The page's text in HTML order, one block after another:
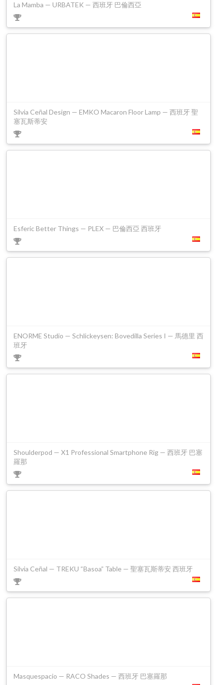
La Mamba — URBATEK — 西班牙 巴倫西亞
Silvia Ceñal Design — EMKO Macaron Floor Lamp — 西班牙 聖
塞瓦斯蒂安
Esferic Better Things — PLEX — 巴倫西亞 西班牙
ENORME Studio — Schlickeysen: Bovedilla Series I — 馬德里 西
班牙
Shoulderpod — X1 Professional Smartphone Rig — 西班牙 巴塞
羅那
Silvia Ceñal — TREKU “Basoa” Table — 聖塞瓦斯蒂安 西班牙
Masquespacio — RACO Shades — 西班牙 巴塞羅那